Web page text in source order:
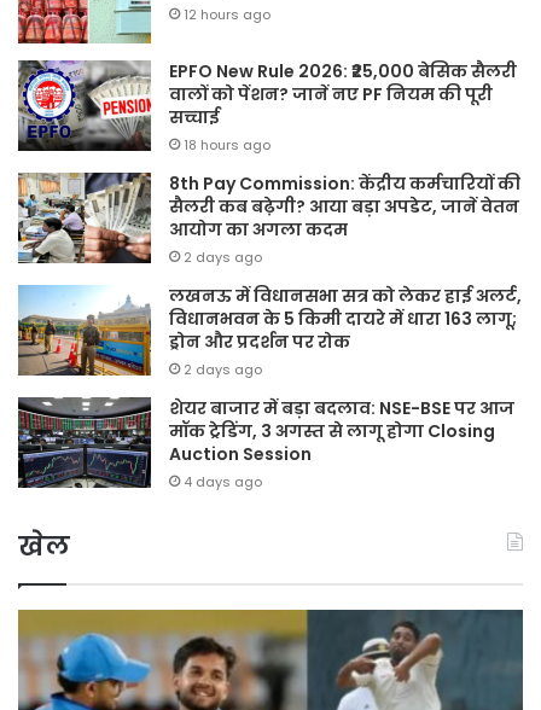
12 hours ago
EPFO New Rule 2026: ₹25,000 बेसिक सैलरी
वालों को पेंशन? जानें नए PF नियम की पूरी
सच्चाई
18 hours ago
8th Pay Commission: केंद्रीय कर्मचारियों की
सैलरी कब बढ़ेगी? आया बड़ा अपडेट, जानें वेतन
आयोग का अगला कदम
2 days ago
लखनऊ में विधानसभा सत्र को लेकर हाई अलर्ट,
विधानभवन के 5 किमी दायरे में धारा 163 लागू;
ड्रोन और प्रदर्शन पर रोक
2 days ago
शेयर बाजार में बड़ा बदलाव: NSE-BSE पर आज
मॉक ट्रेडिंग, 3 अगस्त से लागू होगा Closing
Auction Session
4 days ago
खेल